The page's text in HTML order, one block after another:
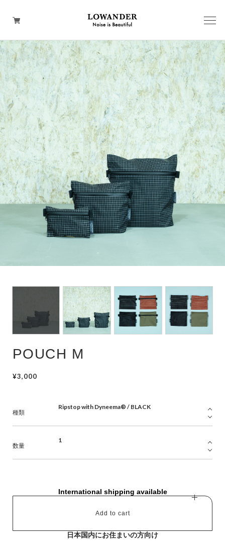
BACKPACK
SHOULDER
WEAR
HAND
TOTE
WALLET
CAP
POUCH M
¥3,000
種類
数量
International shipping available
Add to cart
日本国内にお住まいの方向け